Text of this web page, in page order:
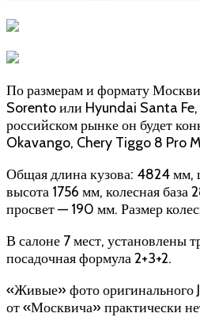
По размерам и формату
Sorento или Hyundai Santa
российском рынке он будет
Okavango, Chery Tiggo 8 Pro
Общая длина кузова: 4824
высота 1756 мм, колесная
просвет — 190 мм. Размер
В салоне 7 мест, установлены
посадочная формула 2+3+2.
«Живые» фото оригинального
от «Москвича» практически